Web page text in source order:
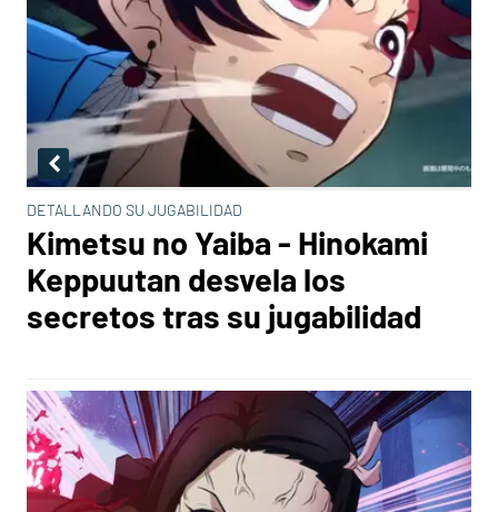
DETALLANDO SU JUGABILIDAD
Kimetsu no Yaiba - Hinokami
Keppuutan desvela los
secretos tras su jugabilidad